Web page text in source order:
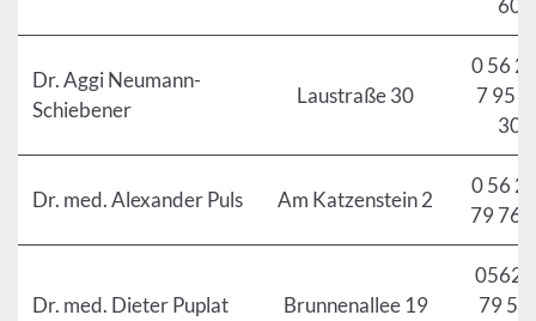
60
Dr. Aggi Neumann-
Schiebener
Laustraße 30
0 56
7 95
30
Dr. med. Alexander Puls Am Katzenstein 2
0 56
79 76
Dr. med. Dieter Puplat Brunnenallee 19
79